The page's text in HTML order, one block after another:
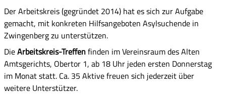
Der Arbeitskreis (gegründet 2014) hat es sich zur Aufgabe
gemacht, mit konkreten Hilfsangeboten Asylsuchende in
Zwingenberg zu unterstützen.
DieArbeitskreis-Treffenfinden im Vereinsraum des Alten
Amtsgerichts, Obertor 1, ab 18 Uhr jeden ersten Donnerstag
im Monat statt. Ca. 35 Aktive freuen sich jederzeit über
weitere Unterstützer.